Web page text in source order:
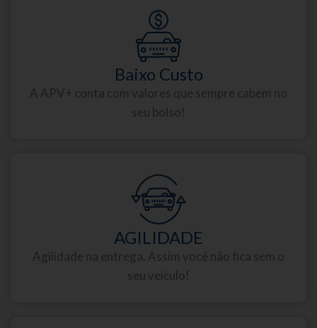
Baixo Custo
A APV+ conta com valores que sempre cabem no
seu bolso!
AGILIDADE
Agilidade na entrega. Assim você não fica sem o
seu veículo!